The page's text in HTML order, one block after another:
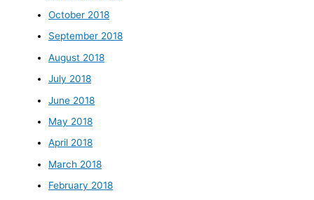
October 2018
September 2018
August 2018
July 2018
June 2018
May 2018
April 2018
March 2018
February 2018